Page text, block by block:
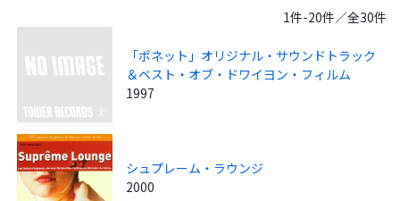
1件-20件／全30件
「ポネット」オリジナル・サウンドトラック
＆ベスト・オブ・ドワイヨン・フィルム
1997
シュプレーム・ラウンジ
2000